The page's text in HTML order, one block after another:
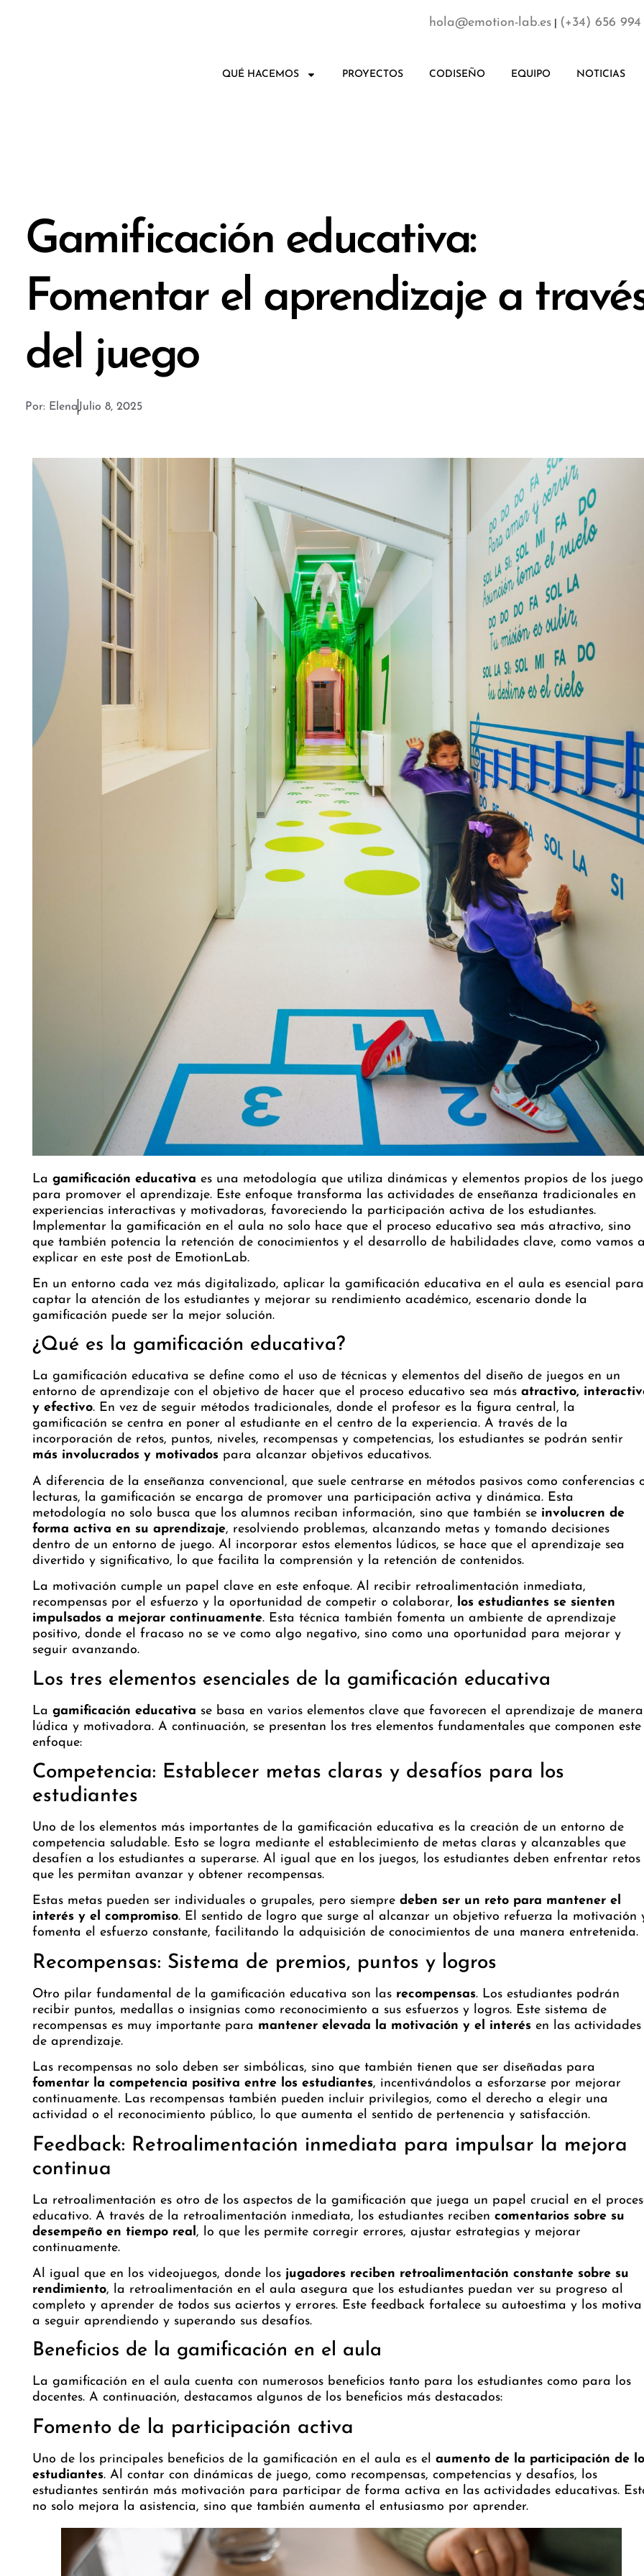
hola@emotion-lab.es (+34) 656
QUÉ HACEMOS PROYECTOS CODISEÑO EQUIPO NOTICIAS
Gamificación educativa:
Fomentar el aprendizaje a
del juego
Por: Elena Julio 8, 2025
La gamificación educativa es una metodología que utiliza dinámicas y elementos propios de los
para promover el aprendizaje. Este enfoque transforma las actividades de enseñanza tradicionales en
experiencias interactivas y motivadoras, favoreciendo la participación activa de los estudiantes.
Implementar la gamificación en el aula no solo hace que el proceso educativo sea más atractivo, sino
que también potencia la retención de conocimientos y el desarrollo de habilidades clave, como vamos
explicar en este post de EmotionLab.
En un entorno cada vez más digitalizado, aplicar la gamificación educativa en el aula es esencial para
captar la atención de los estudiantes y mejorar su rendimiento académico, escenario donde la
gamificación puede ser la mejor solución.
¿Qué es la gamificación educativa?
La gamificación educativa se define como el uso de técnicas y elementos del diseño de juegos en un
entorno de aprendizaje con el objetivo de hacer que el proceso educativo sea más atractivo,
y efectivo. En vez de seguir métodos tradicionales, donde el profesor es la figura central, la
gamificación se centra en poner al estudiante en el centro de la experiencia. A través de la
incorporación de retos, puntos, niveles, recompensas y competencias, los estudiantes se podrán sentir
más involucrados y motivados para alcanzar objetivos educativos.
A diferencia de la enseñanza convencional, que suele centrarse en métodos pasivos como conferencias
lecturas, la gamificación se encarga de promover una participación activa y dinámica. Esta
metodología no solo busca que los alumnos reciban información, sino que también se involucren de
forma activa en su aprendizaje, resolviendo problemas, alcanzando metas y tomando decisiones
dentro de un entorno de juego. Al incorporar estos elementos lúdicos, se hace que el aprendizaje sea
divertido y significativo, lo que facilita la comprensión y la retención de contenidos.
La motivación cumple un papel clave en este enfoque. Al recibir retroalimentación inmediata,
recompensas por el esfuerzo y la oportunidad de competir o colaborar, los estudiantes se sienten
impulsados a mejorar continuamente. Esta técnica también fomenta un ambiente de aprendizaje
positivo, donde el fracaso no se ve como algo negativo, sino como una oportunidad para mejorar y
seguir avanzando.
Los tres elementos esenciales de la gamificación educativa
La gamificación educativa se basa en varios elementos clave que favorecen el aprendizaje de manera
lúdica y motivadora. A continuación, se presentan los tres elementos fundamentales que componen este
enfoque:
Competencia: Establecer metas claras y desafíos para los
estudiantes
Uno de los elementos más importantes de la gamificación educativa es la creación de un entorno de
competencia saludable. Esto se logra mediante el establecimiento de metas claras y alcanzables que
desafíen a los estudiantes a superarse. Al igual que en los juegos, los estudiantes deben enfrentar retos
que les permitan avanzar y obtener recompensas.
Estas metas pueden ser individuales o grupales, pero siempre deben ser un reto para mantener el
interés y el compromiso. El sentido de logro que surge al alcanzar un objetivo refuerza la motivación
fomenta el esfuerzo constante, facilitando la adquisición de conocimientos de una manera entretenida.
Recompensas: Sistema de premios, puntos y logros
Otro pilar fundamental de la gamificación educativa son las recompensas. Los estudiantes podrán
recibir puntos, medallas o insignias como reconocimiento a sus esfuerzos y logros. Este sistema de
recompensas es muy importante para mantener elevada la motivación y el interés en las actividades
de aprendizaje.
Las recompensas no solo deben ser simbólicas, sino que también tienen que ser diseñadas para
fomentar la competencia positiva entre los estudiantes, incentivándolos a esforzarse por mejorar
continuamente. Las recompensas también pueden incluir privilegios, como el derecho a elegir una
actividad o el reconocimiento público, lo que aumenta el sentido de pertenencia y satisfacción.
Feedback: Retroalimentación inmediata para impulsar la mejora
continua
La retroalimentación es otro de los aspectos de la gamificación que juega un papel crucial en el
educativo. A través de la retroalimentación inmediata, los estudiantes reciben comentarios sobre su
desempeño en tiempo real , lo que les permite corregir errores, ajustar estrategias y mejorar
continuamente.
Al igual que en los videojuegos, donde los jugadores reciben retroalimentación constante sobre su
rendimiento, la retroalimentación en el aula asegura que los estudiantes puedan ver su progreso al
completo y aprender de todos sus aciertos y errores. Este feedback fortalece su autoestima y los motiva
a seguir aprendiendo y superando sus desafíos.
Beneficios de la gamificación en el aula
La gamificación en el aula cuenta con numerosos beneficios tanto para los estudiantes como para los
docentes. A continuación, destacamos algunos de los beneficios más destacados:
Fomento de la participación activa
Uno de los principales beneficios de la gamificación en el aula es el aumento de la participación de
estudiantes. Al contar con dinámicas de juego, como recompensas, competencias y desafíos, los
estudiantes sentirán más motivación para participar de forma activa en las actividades educativas.
no solo mejora la asistencia, sino que también aumenta el entusiasmo por aprender.